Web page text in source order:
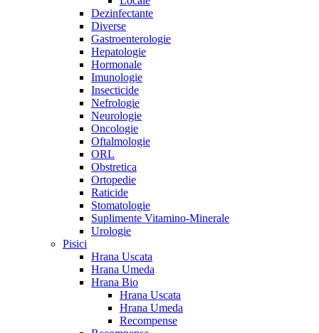
Dezinfectante
Diverse
Gastroenterologie
Hepatologie
Hormonale
Imunologie
Insecticide
Nefrologie
Neurologie
Oncologie
Oftalmologie
ORL
Obstretica
Ortopedie
Raticide
Stomatologie
Suplimente Vitamino-Minerale
Urologie
Pisici
Hrana Uscata
Hrana Umeda
Hrana Bio
Hrana Uscata
Hrana Umeda
Recompense